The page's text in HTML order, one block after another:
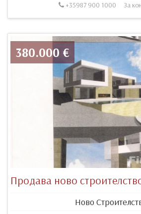
+35987 900 1000 За
380.000 €
Ново